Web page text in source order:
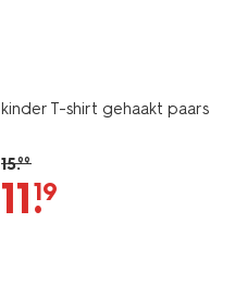
kinder T-shirt gehaakt paars
15.99
11.
19